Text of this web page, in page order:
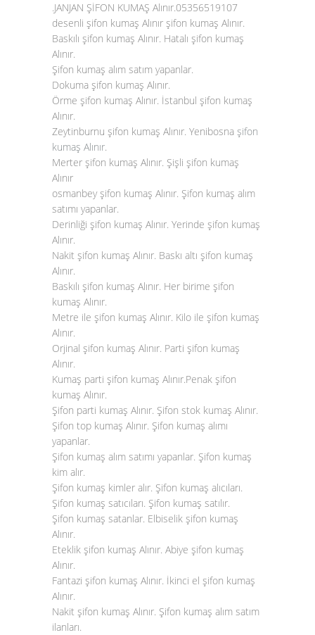
.JANJAN ŞİFON KUMAŞ Alınır.05356519107
desenli şifon kumaş Alınır şifon kumaş Alınır.
Baskılı şifon kumaş Alınır. Hatalı şifon kumaş
Alınır.
Şifon kumaş alım satım yapanlar.
Dokuma şifon kumaş Alınır.
Örme şifon kumaş Alınır. İstanbul şifon kumaş
Alınır.
Zeytinburnu şifon kumaş Alınır. Yenibosna şifon
kumaş Alınır.
Merter şifon kumaş Alınır. Şişli şifon kumaş
Alınır
osmanbey şifon kumaş Alınır. Şifon kumaş alım
satımı yapanlar.
Derinliği şifon kumaş Alınır. Yerinde şifon kumaş
Alınır.
Nakit şifon kumaş Alınır. Baskı altı şifon kumaş
Alınır.
Baskılı şifon kumaş Alınır. Her birime şifon
kumaş Alınır.
Metre ile şifon kumaş Alınır. Kilo ile şifon kumaş
Alınır.
Orjinal şifon kumaş Alınır. Parti şifon kumaş
Alınır.
Kumaş parti şifon kumaş Alınır.Penak şifon
kumaş Alınır.
Şifon parti kumaş Alınır. Şifon stok kumaş Alınır.
Şifon top kumaş Alınır. Şifon kumaş alımı
yapanlar.
Şifon kumaş alım satımı yapanlar. Şifon kumaş
kim alır.
Şifon kumaş kimler alır. Şifon kumaş alıcıları.
Şifon kumaş satıcıları. Şifon kumaş satılır.
Şifon kumaş satanlar. Elbiselik şifon kumaş
Alınır.
Eteklik şifon kumaş Alınır. Abiye şifon kumaş
Alınır.
Fantazi şifon kumaş Alınır. İkinci el şifon kumaş
Alınır.
Nakit şifon kumaş Alınır. Şifon kumaş alım satım
ilanları.